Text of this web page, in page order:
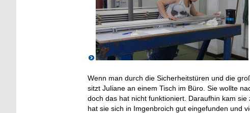
Wenn man durch die Sicherheitstüren und die
sitzt Juliane an einem Tisch im Büro. Sie wollte
doch das hat nicht funktioniert. Daraufhin kam
hat sie sich in Imgenbroich gut eingefunden und